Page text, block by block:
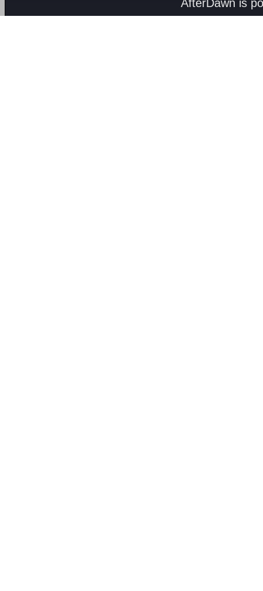
AfterDawn is